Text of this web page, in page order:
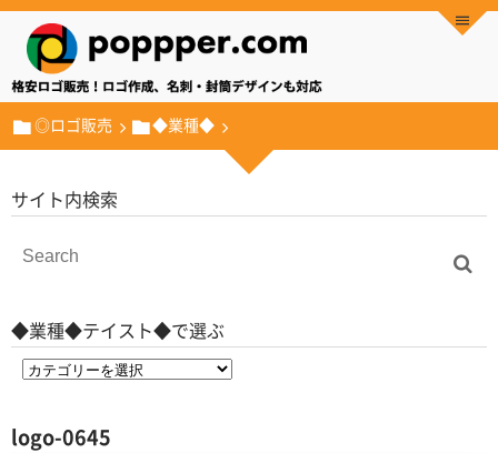
◎ロゴ販売 ◆業種◆
サイト内検索
◆業種◆テイスト◆で選ぶ
logo-0645